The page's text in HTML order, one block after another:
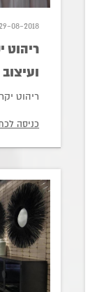
08-2018
ריהוט
ועיצוב
ריהוט
כניסה